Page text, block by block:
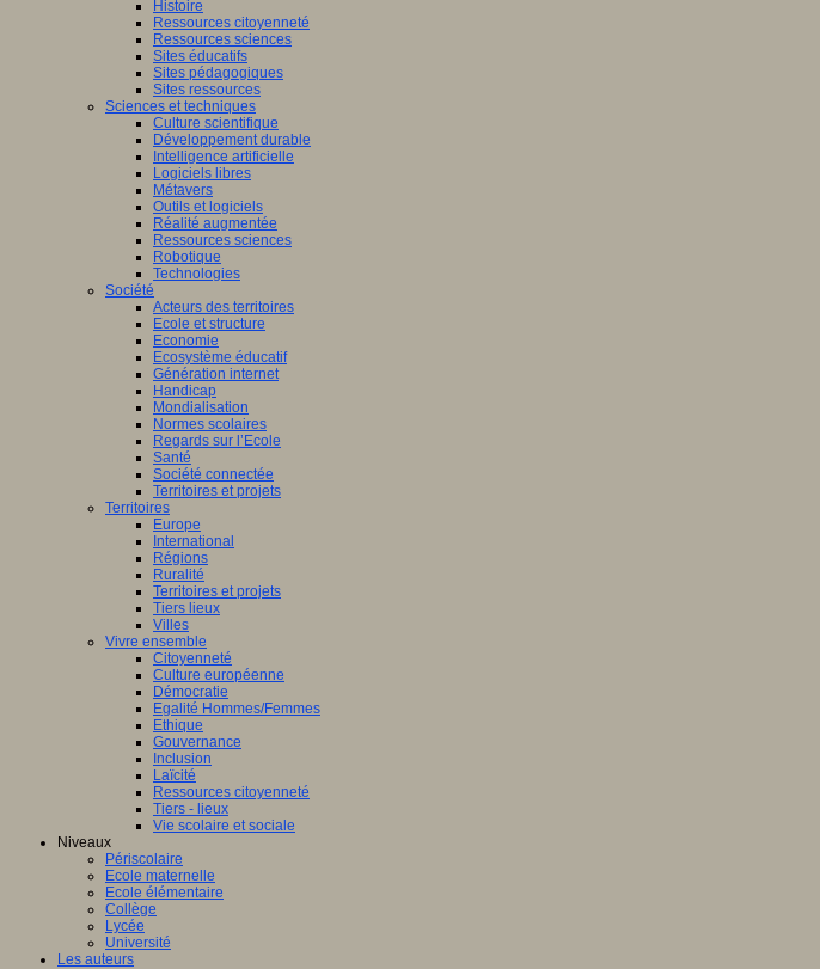
Histoire
Ressources citoyenneté
Ressources sciences
Sites éducatifs
Sites pédagogiques
Sites ressources
Sciences et techniques
Culture scientifique
Développement durable
Intelligence artificielle
Logiciels libres
Métavers
Outils et logiciels
Réalité augmentée
Ressources sciences
Robotique
Technologies
Société
Acteurs des territoires
Ecole et structure
Economie
Ecosystème éducatif
Génération internet
Handicap
Mondialisation
Normes scolaires
Regards sur l’Ecole
Santé
Société connectée
Territoires et projets
Territoires
Europe
International
Régions
Ruralité
Territoires et projets
Tiers lieux
Villes
Vivre ensemble
Citoyenneté
Culture européenne
Démocratie
Egalité Hommes/Femmes
Ethique
Gouvernance
Inclusion
Laïcité
Ressources citoyenneté
Tiers - lieux
Vie scolaire et sociale
Niveaux
Périscolaire
Ecole maternelle
Ecole élémentaire
Collège
Lycée
Université
Les auteurs